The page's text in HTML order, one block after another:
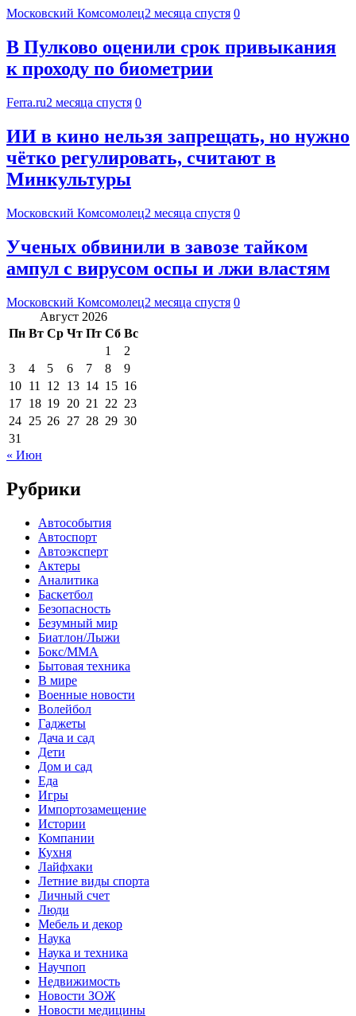
Московский Комсомолец2 месяца спустя 0
В Пулково оценили срок привыкания
к проходу по биометрии
Ferra.ru2 месяца спустя 0
ИИ в кино нельзя запрещать, но нужно
чётко регулировать, считают в
Минкультуры
Московский Комсомолец2 месяца спустя 0
Ученых обвинили в завозе тайком
ампул с вирусом оспы и лжи властям
Московский Комсомолец2 месяца спустя 0
Август 2026
Пн Вт Ср Чт Пт Сб Вс
1
2
3
4 5 6 7 8
9
10 11 12 13 14 15 16
17 18 19 20 21 22 23
24 25 26 27 28 29 30
31
« Июн
Рубрики
Автособытия
Автоспорт
Автоэксперт
Актеры
Аналитика
Баскетбол
Безопасность
Безумный мир
Биатлон/Лыжи
Бокс/MMA
Бытовая техника
В мире
Военные новости
Волейбол
Гаджеты
Дача и сад
Дети
Дом и сад
Еда
Игры
Импортозамещение
Истории
Компании
Кухня
Лайфхаки
Летние виды спорта
Личный счет
Люди
Мебель и декор
Наука
Наука и техника
Научпоп
Недвижимость
Новости ЗОЖ
Новости медицины